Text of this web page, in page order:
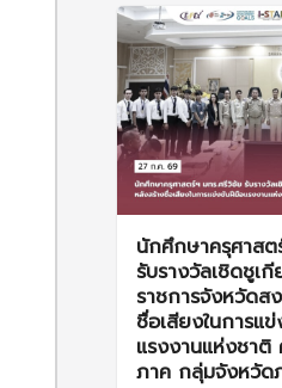
นักศึกษาครุศาสต
รับรางวัลเชิดชูเ
ราชการจังหวัดส
ชื่อเสียงในการแ
แรงงานแห่งชาติ
ภาค กลุ่มจังหวัด